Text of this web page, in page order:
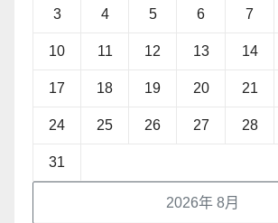
2026年 8月
3 4 5 6 7
10 11 12 13 14
17 18 19 20 21
24 25 26 27 28
31